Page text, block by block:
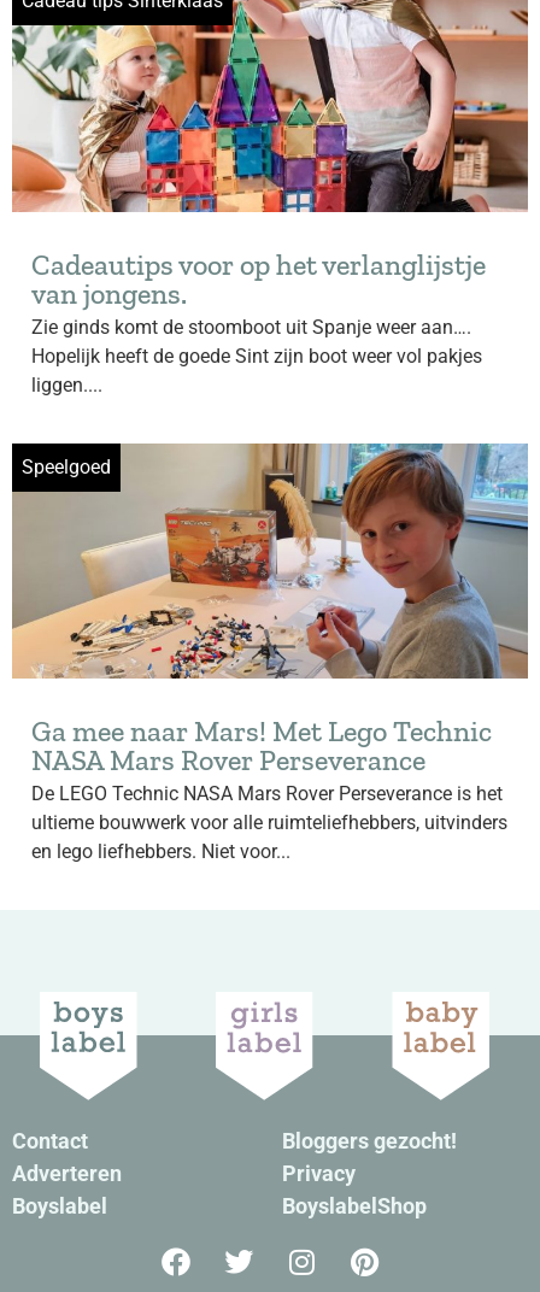
Cadeautips voor op het verlanglijstje
van jongens.
Zie ginds komt de stoomboot uit Spanje weer aan….
Hopelijk heeft de goede Sint zijn boot weer vol pakjes
liggen....
Speelgoed
Ga mee naar Mars! Met Lego Technic
NASA Mars Rover Perseverance
De LEGO Technic NASA Mars Rover Perseverance is het
ultieme bouwwerk voor alle ruimteliefhebbers, uitvinders
en lego liefhebbers. Niet voor...
Contact
Adverteren
Boyslabel
Bloggers gezocht!
Privacy
BoyslabelShop